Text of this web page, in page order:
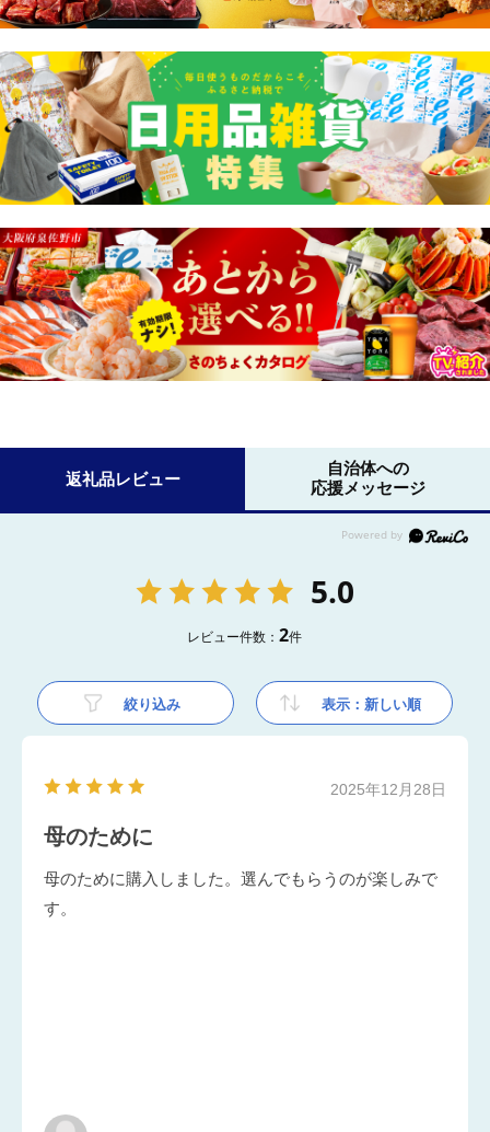
返礼品レビュー
自治体への
応援メッセージ
5.0
レビュー件数：2件
絞り込み 表示：新しい順
2025年12月28日
母のために
母のために購入しました。選んでもらうのが楽しみで
す。